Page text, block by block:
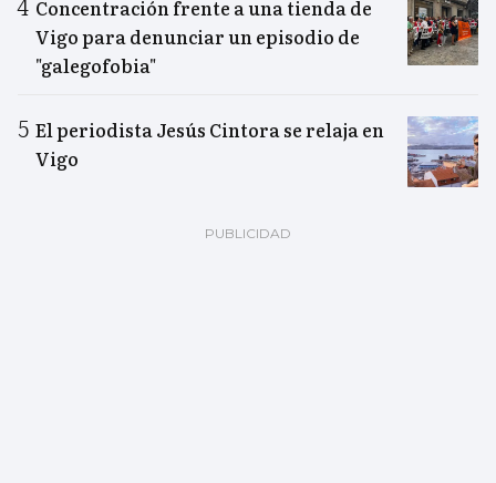
Concentración frente a una tienda de
Vigo para denunciar un episodio de
"galegofobia"
El periodista Jesús Cintora se relaja en
Vigo